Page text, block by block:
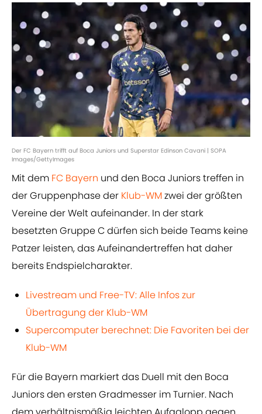
Der FC Bayern trifft auf Boca Juniors und Superstar Edinson Cavani | SOPA
Images/GettyImages
Mit dem FC Bayern und den Boca Juniors treffen in
der Gruppenphase der Klub-WMzwei der größten
Vereine der Welt aufeinander. In der stark
besetzten Gruppe C dürfen sich beide Teams keine
Patzer leisten, das Aufeinandertreffen hat daher
bereits Endspielcharakter.
Livestream und Free-TV: Alle Infos zur
Übertragung der Klub-WM
Supercomputer berechnet: Die Favoriten bei der
Klub-WM
Für die Bayern markiert das Duell mit den Boca
Juniors den ersten Gradmesser im Turnier. Nach